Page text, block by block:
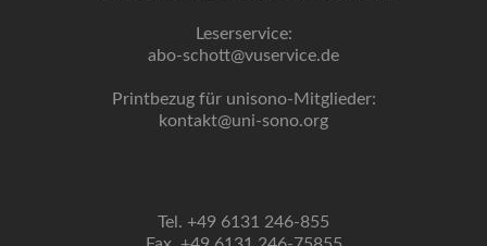
Leserservice:
abo-schott@vuservice.de
Printbezug für unisono-Mitglieder:
kontakt@uni-sono.org
Tel. +49 6131 246-855